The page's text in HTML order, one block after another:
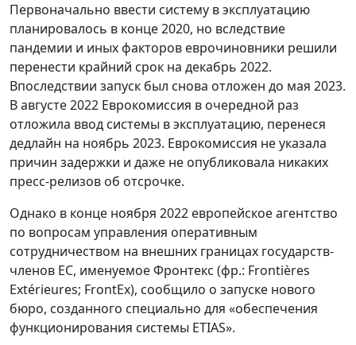
Первоначально ввести систему в эксплуатацию
планировалось в конце 2020, но вследствие
пандемии и иных факторов еврочиновники решили
перенести крайний срок на декабрь 2022.
Впоследствии запуск был снова отложен до мая 2023.
В августе 2022 Еврокомиссия в очередной раз
отложила ввод системы в эксплуатацию, перенеся
дедлайн на ноябрь 2023. Еврокомиссия не указала
причин задержки и даже не опубликовала никаких
пресс-релизов об отсрочке.
Однако в конце ноября 2022 европейское агентство
по вопросам управления оперативным
сотрудничеством на внешних границах государств-
членов ЕС, именуемое Фронтекс (фр.: Frontières
Extérieures; FrontEx), сообщило о запуске нового
бюро, созданного специально для «обеспечения
функционирования системы ETIAS».